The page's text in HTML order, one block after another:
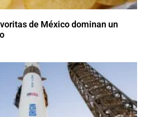
de México dominan un